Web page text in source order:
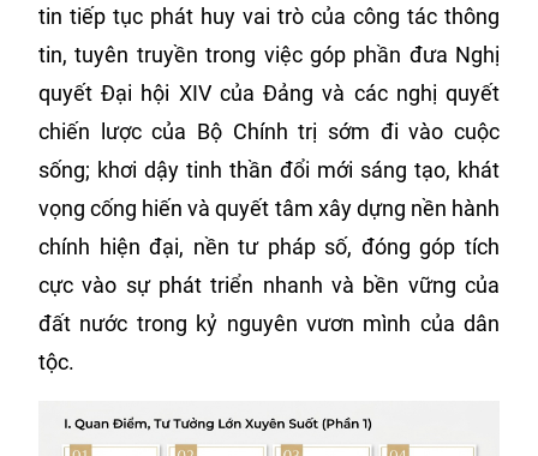
tin tiếp tục phát huy vai trò của công tác thông
tin, tuyên truyền trong việc góp phần đưa Nghị
quyết Đại hội XIV của Đảng và các nghị quyết
chiến lược của Bộ Chính trị sớm đi vào cuộc
sống; khơi dậy tinh thần đổi mới sáng tạo, khát
vọng cống hiến và quyết tâm xây dựng nền hành
chính hiện đại, nền tư pháp số, đóng góp tích
cực vào sự phát triển nhanh và bền vững của
đất nước trong kỷ nguyên vươn mình của dân
tộc.